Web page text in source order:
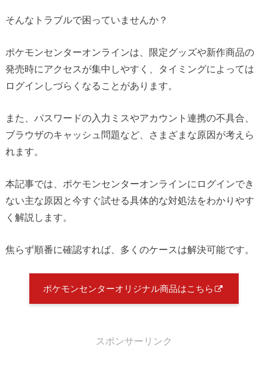
そんなトラブルで困っていませんか？
ポケモンセンターオンラインは、限定グッズや新作商品の
発売時にアクセスが集中しやすく、タイミングによっては
ログインしづらくなることがあります。
また、パスワードの入力ミスやアカウント連携の不具合、
ブラウザのキャッシュ問題など、さまざまな原因が考えら
れます。
本記事では、ポケモンセンターオンラインにログインでき
ない主な原因と今すぐ試せる具体的な対処法をわかりやす
く解説します。
焦らず順番に確認すれば、多くのケースは解決可能です。
ポケモンセンターオリジナル商品はこちら
スポンサーリンク